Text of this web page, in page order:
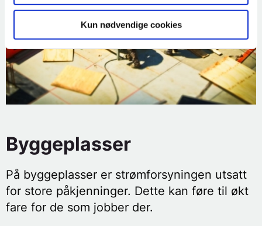
Kun nødvendige cookies
Byggeplasser
På byggeplasser er strømforsyningen utsatt
for store påkjenninger. Dette kan føre til økt
fare for de som jobber der.